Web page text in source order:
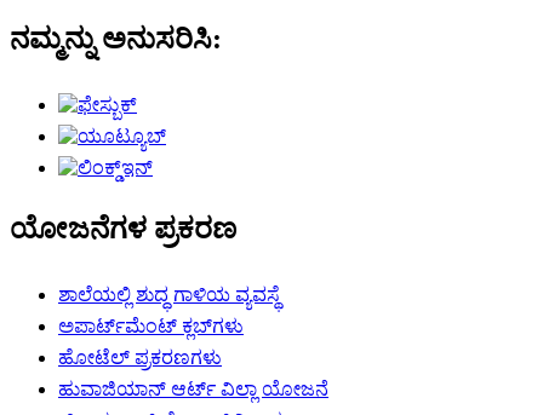
ನಮ್ಮನ್ನು ಅನುಸರಿಸಿ:
ಯೋಜನೆಗಳ ಪ್ರಕರಣ
ಶಾಲೆಯಲ್ಲಿ ಶುದ್ಧ ಗಾಳಿಯ ವ್ಯವಸ್ಥೆ
ಅಪಾರ್ಟ್‌ಮೆಂಟ್ ಕ್ಲಬ್‌ಗಳು
ಹೋಟೆಲ್ ಪ್ರಕರಣಗಳು
ಹುವಾಜಿಯಾನ್ ಆರ್ಟ್ ವಿಲ್ಲಾ ಯೋಜನೆ